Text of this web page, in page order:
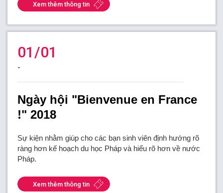
Xem thêm thông tin
01/01
-
Ngày hội "Bienvenue en France
!" 2018
Sự kiện nhằm giúp cho các bạn sinh viên định hướng rõ
ràng hơn kế hoạch du học Pháp và hiểu rõ hơn về nước
Pháp.
Xem thêm thông tin